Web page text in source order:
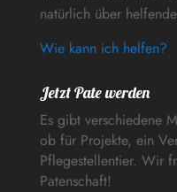
natürlich über
Wie kann ich helfen?
Jetzt Pate werden
Es gibt verschiedene
ob für Projekte, ein
Pflegestellentier. Wir
Patenschaft!